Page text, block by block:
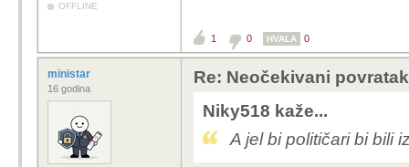
OFFLINE
1 0 HVALA 0
ministar
16 godina
Re: Neočekivani
Niky518 kaže...
A jel bi političari bi bili